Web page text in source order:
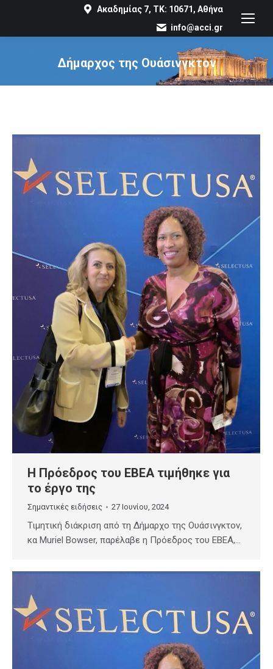
Ακαδημίας 7, ΤΚ: 10671, Αθήνα
info@acci.gr
Δήμαρχος της Ουάσινγκτον
You are here:
Η Πρόεδρος του ΕΒΕΑ τιμήθηκε για
το έργο της
Σημαντικές ειδήσεις 27 Ιουνίου, 2024
Τιμητική διάκριση από τη Δήμαρχο της Ουάσινγκτον,
κα Muriel Bowser, παρέλαβε η Πρόεδρος του ΕΒΕΑ,…